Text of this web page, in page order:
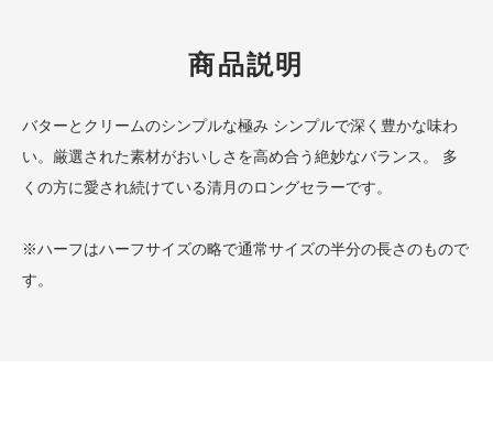
商品説明
バターとクリームのシンプルな極み シンプルで深く豊かな味わ
い。厳選された素材がおいしさを高め合う絶妙なバランス。 多
くの方に愛され続けている清月のロングセラーです。
※ハーフはハーフサイズの略で通常サイズの半分の長さのもので
す。